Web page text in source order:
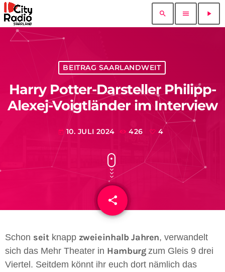
search menu play_arrow
BEITRAG SAARLANDWEIT
Harry Potter-Darsteller Philipp-
Alexej-Voigtländer im Interview
today 10. JULI 2024 426 4
share
email
Schon seitknapp zweieinhalb Jahren, verwandelt
sich das Mehr Theater in Hamburgzum Gleis 9 drei
Viertel. Seitdem könnt ihr euch dort nämlich das